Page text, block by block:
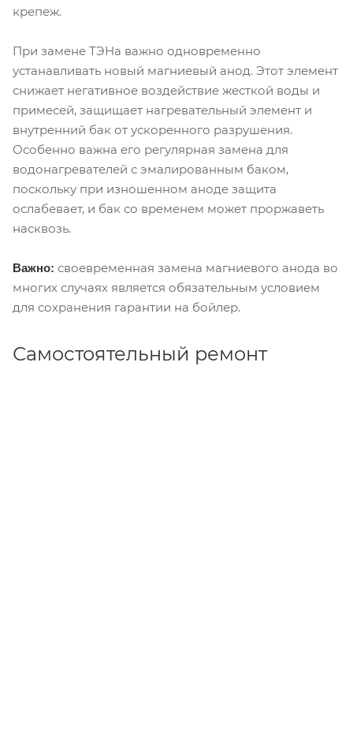
крепеж.
При замене ТЭНа важно одновременно
устанавливать новый магниевый анод. Этот элемент
снижает негативное воздействие жесткой воды и
примесей, защищает нагревательный элемент и
внутренний бак от ускоренного разрушения.
Особенно важна его регулярная замена для
водонагревателей с эмалированным баком,
поскольку при изношенном аноде защита
ослабевает, и бак со временем может проржаветь
насквозь.
Важно: своевременная замена магниевого анода во
многих случаях является обязательным условием
для сохранения гарантии на бойлер.
Самостоятельный ремонт